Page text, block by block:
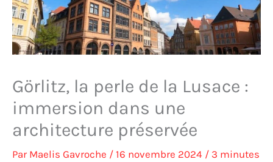
Görlitz, la perle de la Lusace :
immersion dans une
architecture préservée
Par Maelis Gavroche / 16 novembre 2024 / 3 minutes